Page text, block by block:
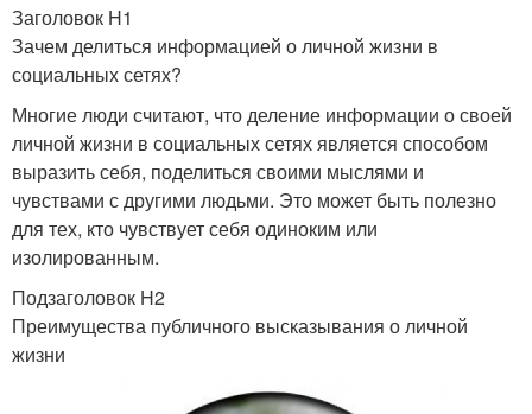
Заголовок H1
Зачем делиться информацией о личной жизни в
социальных сетях?
Многие люди считают, что деление информации о своей
личной жизни в социальных сетях является способом
выразить себя, поделиться своими мыслями и
чувствами с другими людьми. Это может быть полезно
для тех, кто чувствует себя одиноким или
изолированным.
Подзаголовок H2
Преимущества публичного высказывания о личной
жизни